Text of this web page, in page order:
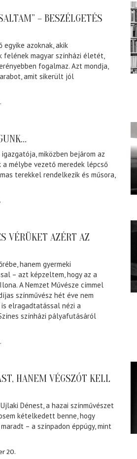
– BESZÉLGETÉS
egyike azoknak, akik
felének magyar színházi életét,
fogalmaz. Azt mondja,
amit sikerült jól
miközben bejárom az
mélybe vezető meredek lépcső
terekkel rendelkezik és műsora,
VÉRÜKET AZÉRT AZ
hanem gyermeki
– azt képzeltem, hogy az a
A Nemzet Művésze címmel
színművész hét éve nem
is elragadtatással nézi a
színházi pályafutásáról
HANEM VÉGSZÓT KELL
Dénest, a hazai színművészet
kételkedett benne, hogy
– a színpadon éppúgy, mint
20.